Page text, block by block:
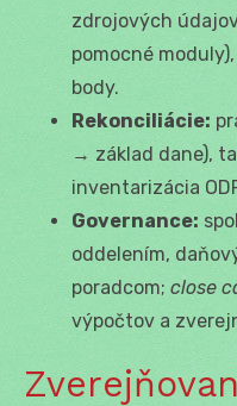
zdrojových
pomocné
body.
Rekonciliácie:
→ základ dane),
inventarizácia
Governance:
oddelením,
poradcom; close
výpočtov a